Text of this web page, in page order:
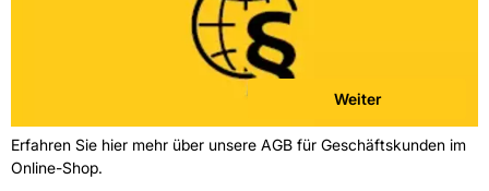
Weiter
Erfahren Sie hier mehr über unsere AGB für Geschäftskunden im
Online-Shop.